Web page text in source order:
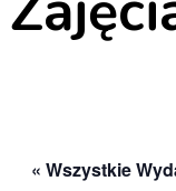
« Wszystkie